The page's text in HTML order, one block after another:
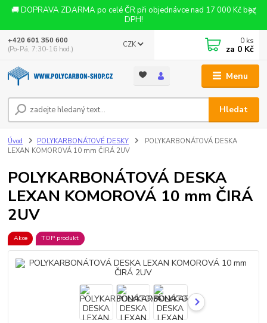
🚚 DOPRAVA ZDARMA po celé ČR při objednávce nad 17 000 Kč bez
DPH!
Menu
CZK
Hledat
+420 601 350 600
(Po-Pá, 7:30-16 hod.)
0 ks
za 0 Kč
Úvod POLYKARBONÁTOVÉ DESKY
POLYKARBONÁTOVÁ DESKA
LEXAN KOMOROVÁ 10 mm ČIRÁ 2UV
POLYKARBONÁTOVÁ DESKA
LEXAN KOMOROVÁ 10 mm ČIRÁ
2UV
Akce TOP produkt